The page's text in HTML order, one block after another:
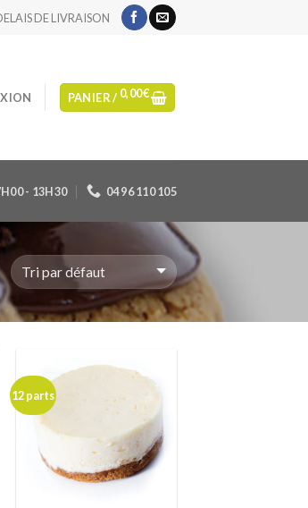
DE LIVRAISON
PANIER / 0,00€
- 13H30 04 96 110 105
12 parts
Ajouter
à ma
liste de
souhaits